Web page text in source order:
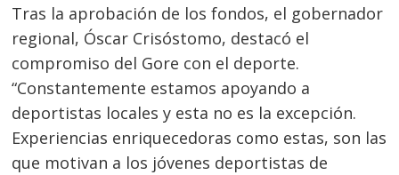
Tras la aprobación de los fondos, el gobernador
regional, Óscar Crisóstomo, destacó el
compromiso del Gore con el deporte.
“Constantemente estamos apoyando a
deportistas locales y esta no es la excepción.
Experiencias enriquecedoras como estas, son las
que motivan a los jóvenes deportistas de